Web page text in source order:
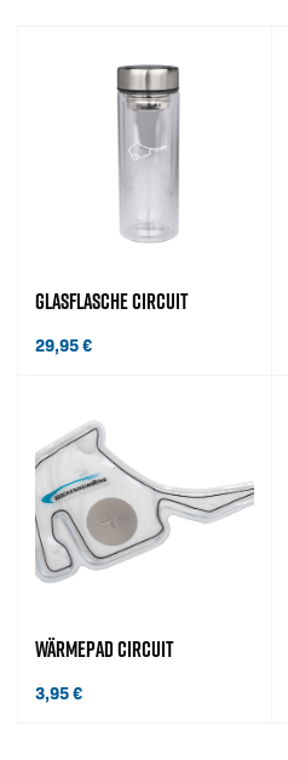
GLASFLASCHE CIRCUIT
29,95€
WÄRMEPAD CIRCUIT
3,95€